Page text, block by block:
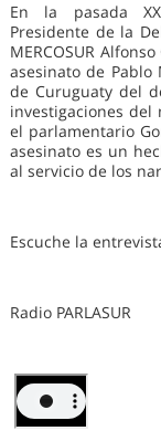
En la pasada
Presidente de la
MERCOSUR
asesinato de
de Curuguaty del
investigaciones del
el parlamentario
asesinato es un
al servicio de los
Escuche la
Radio PARLASUR